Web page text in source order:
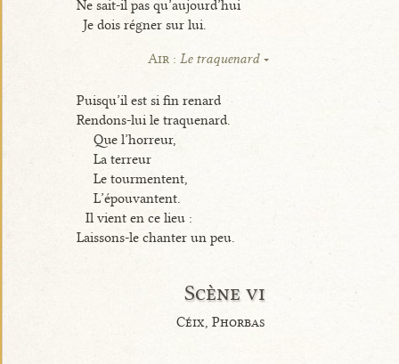
Ne sait-il pas qu’aujourd’hui
Je dois régner sur lui.
Air : Le traquenard
Puisqu’il est si fin renard
Rendons-lui le traquenard.
Que l’horreur,
La terreur
Le tourmentent,
L’épouvantent.
Il vient en ce lieu :
Laissons-le chanter un peu.
Scène vi
Céix, Phorbas